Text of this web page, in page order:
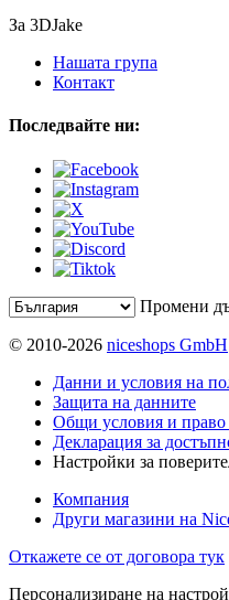
За 3DJake
Нашата група
Контакт
Последвайте ни:
Промени
© 2010-2026 niceshops GmbH
Данни и условия на
Защита на данните
Общи условия и право
Декларация за
Настройки за
Компания
Други магазини на
Откажете се от договора тук
Персонализиране на